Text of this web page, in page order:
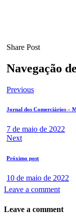
Share Post
Navegação
Previous
Jornal dos Comerciários –
7 de maio de 2022
Next
Próximo post
10 de maio de 2022
Leave a comment
Leave a comment